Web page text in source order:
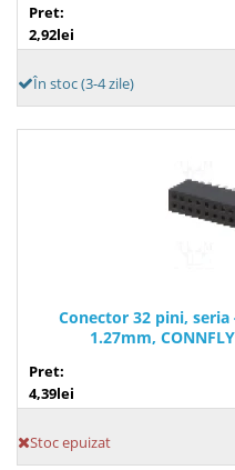
Pret:
2,92lei
În stoc (3-4 zile)
Conector 32 pini,
1.27mm,
Pret:
4,39lei
Stoc epuizat